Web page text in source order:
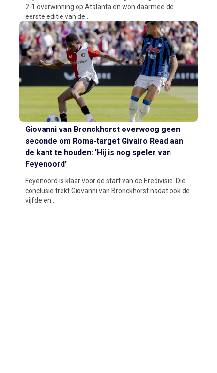
2-1 overwinning op Atalanta en won daarmee de
eerste editie van de...
Giovanni van Bronckhorst overwoog geen
seconde om Roma-target Givairo Read aan
de kant te houden: ’Hij is nog speler van
Feyenoord’
Feyenoord is klaar voor de start van de Eredivisie. Die
conclusie trekt Giovanni van Bronckhorst nadat ook de
vijfde en...